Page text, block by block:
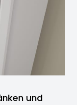
und